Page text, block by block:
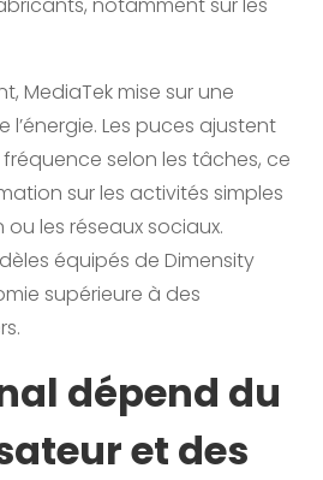
notamment sur les
MediaTek mise sur une
Les puces ajustent
selon les tâches, ce
sur les activités simples
les réseaux sociaux.
équipés de Dimensity
supérieure à des
dépend du
et des